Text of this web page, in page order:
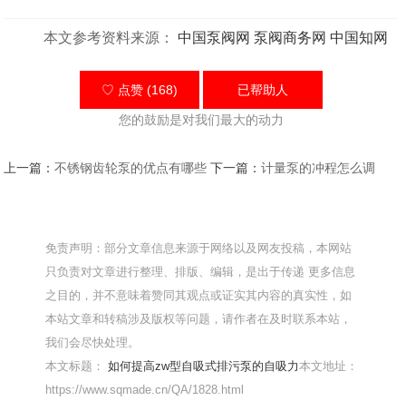
本文参考资料来源： 中国泵阀网 泵阀商务网 中国知网
♡ 点赞 (168) 已帮助 人
您的鼓励是对我们最大的动力
上一篇：不锈钢齿轮泵的优点有哪些 下一篇：计量泵的冲程怎么调
免责声明：部分文章信息来源于网络以及网友投稿，本网站
只负责对文章进行整理、排版、编辑，是出于传递 更多信息
之目的，并不意味着赞同其观点或证实其内容的真实性，如
本站文章和转稿涉及版权等问题，请作者在及时联系本站，
我们会尽快处理。
本文标题：如何提高zw型自吸式排污泵的自吸力本文地址：
https://www.sqmade.cn/QA/1828.html